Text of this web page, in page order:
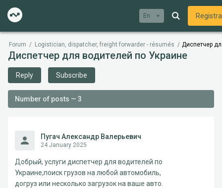
En
Forum / Logistician, dispatcher, freight forwarder - résumés / Диспетчер
Диспетчер для водителей по Украине
Reply Subscribe
Number of posts — 3
Пугач Александр Валерьевич
24 January 2025
Добрый, услуги диспетчер для водителей по
Украине,поиск грузов на любой автомобиль,
догруз или несколько загрузок на ваше авто.